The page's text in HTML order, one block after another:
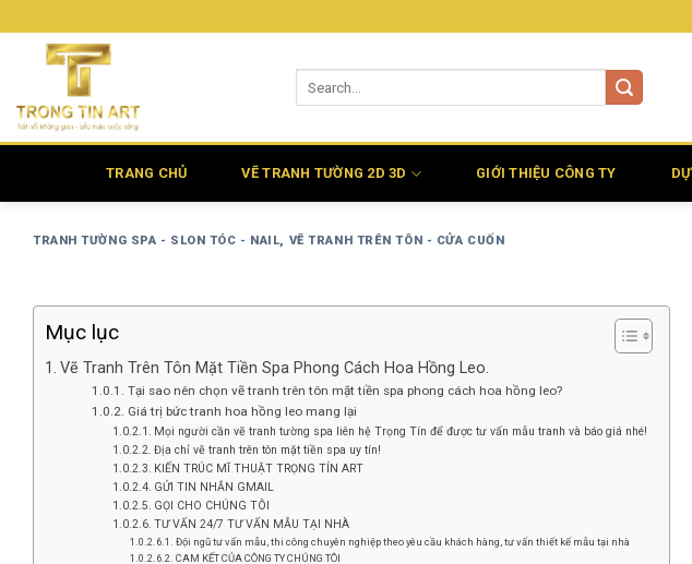
qua
TRANG CHỦ VẼ TRANH TƯỜNG 2D 3D GIỚI THIỆU CÔNG TY
TRANH TƯỜNG SPA - SLON TÓC - NAIL, VẼ TRANH TRÊN TÔN - CỬA CUỐN
Mục lục
Vẽ Tranh Trên Tôn Mặt Tiền Spa Phong Cách Hoa Hồng Leo.
Tại sao nên chọn vẽ tranh trên tôn mặt tiền spa phong cách hoa hồng leo?
Giá trị bức tranh hoa hồng leo mang lại
Mọi người cần vẽ tranh tường spa liên hệ Trọng Tín để được tư vấn mẫu tranh và báo giá nhé!
Địa chỉ vẽ tranh trên tôn mặt tiền spa uy tín!
KIẾN TRÚC MĨ THUẬT TRỌNG TÍN ART
GỬI TIN NHẮN GMAIL
GỌI CHO CHÚNG TÔI
TƯ VẤN 24/7 TƯ VẤN MẪU TẠI NHÀ
Đội ngũ tư vấn mẫu, thi công chuyên nghiệp theo yêu cầu khách hàng, tư vấn thiết kế mẫu tại nhà
CAM KẾT CỦA CÔNG TY CHÚNG TÔI